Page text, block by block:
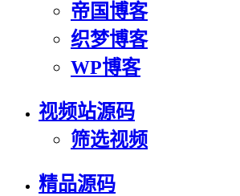
帝国博客
织梦博客
WP博客
视频站源码
筛选视频
精品源码